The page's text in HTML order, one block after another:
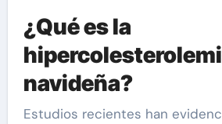
¿Qué es la
navideña?
Estudios recientes han